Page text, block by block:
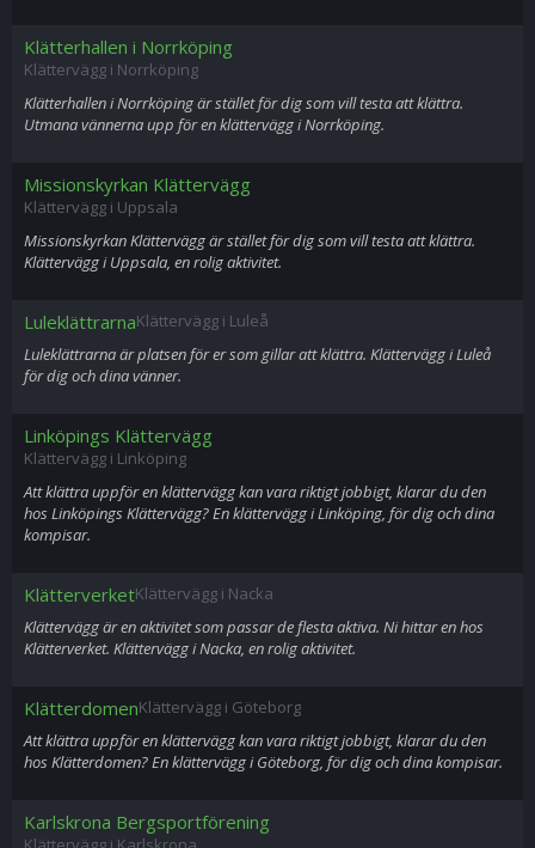
Klätterhallen i Norrköping
Klättervägg i Norrköping
Klätterhallen i Norrköping är stället för dig som vill testa att klättra.
Utmana vännerna upp för en klättervägg i Norrköping.
Missionskyrkan Klättervägg
Klättervägg i Uppsala
Missionskyrkan Klättervägg är stället för dig som vill testa att klättra.
Klättervägg i Uppsala, en rolig aktivitet.
LuleklättrarnaKlättervägg i Luleå
Luleklättrarna är platsen för er som gillar att klättra. Klättervägg i Luleå
för dig och dina vänner.
Linköpings Klättervägg
Klättervägg i Linköping
Att klättra uppför en klättervägg kan vara riktigt jobbigt, klarar du den
hos Linköpings Klättervägg? En klättervägg i Linköping, för dig och dina
kompisar.
KlätterverketKlättervägg i Nacka
Klättervägg är en aktivitet som passar de flesta aktiva. Ni hittar en hos
Klätterverket. Klättervägg i Nacka, en rolig aktivitet.
KlätterdomenKlättervägg i Göteborg
Att klättra uppför en klättervägg kan vara riktigt jobbigt, klarar du den
hos Klätterdomen? En klättervägg i Göteborg, för dig och dina kompisar.
Karlskrona Bergsportförening